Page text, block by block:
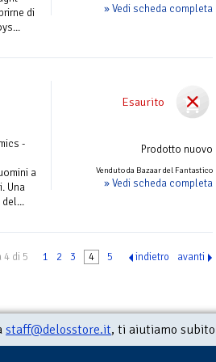
» Vedi scheda completa
di
Esaurito
Prodotto nuovo
Venduto da Bazaar del Fantastico
» Vedi scheda completa
-
a
Una
4 di 5 1 2 3 4 5 indietro avanti
staff@delosstore.it, ti aiutiamo